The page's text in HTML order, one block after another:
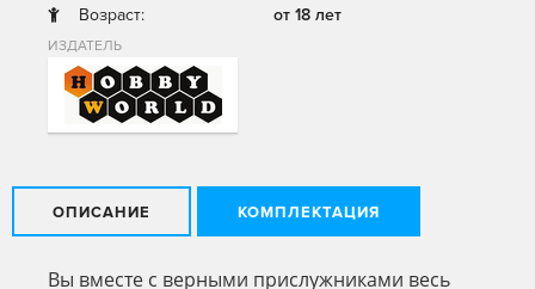
Возраст: от 18 лет
ИЗДАТЕЛЬ
ОПИСАНИЕ КОМПЛЕКТАЦИЯ
Вы вместе с верными прислужниками весь